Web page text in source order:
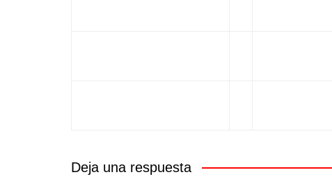
Deja una respuesta